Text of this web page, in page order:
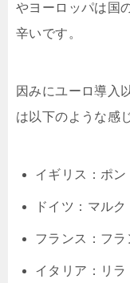
やヨーロッパは国
辛いです。
因みにユーロ導入
は以下のような感
イギリス：ポン
ドイツ：マルク
フランス：フラ
イタリア：リラ